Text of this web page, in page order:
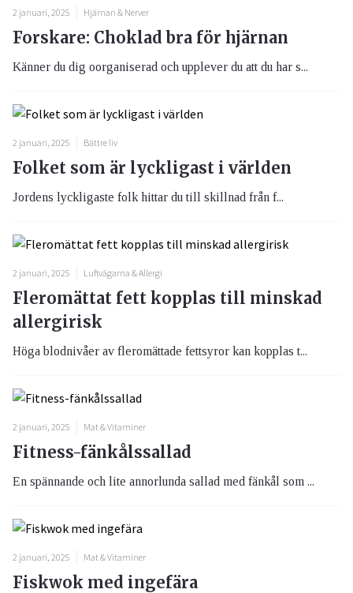
2 januari, 2025 Hjärnan & Nerver
Forskare: Choklad bra för hjärnan
Känner du dig oorganiserad och upplever du att du har s...
2 januari, 2025 Bättre liv
Folket som är lyckligast i världen
Jordens lyckligaste folk hittar du till skillnad från f...
2 januari, 2025 Luftvägarna & Allergi
Fleromättat fett kopplas till minskad
allergirisk
Höga blodnivåer av fleromättade fettsyror kan kopplas t...
2 januari, 2025 Mat & Vitaminer
Fitness-fänkålssallad
En spännande och lite annorlunda sallad med fänkål som ...
2 januari, 2025 Mat & Vitaminer
Fiskwok med ingefära